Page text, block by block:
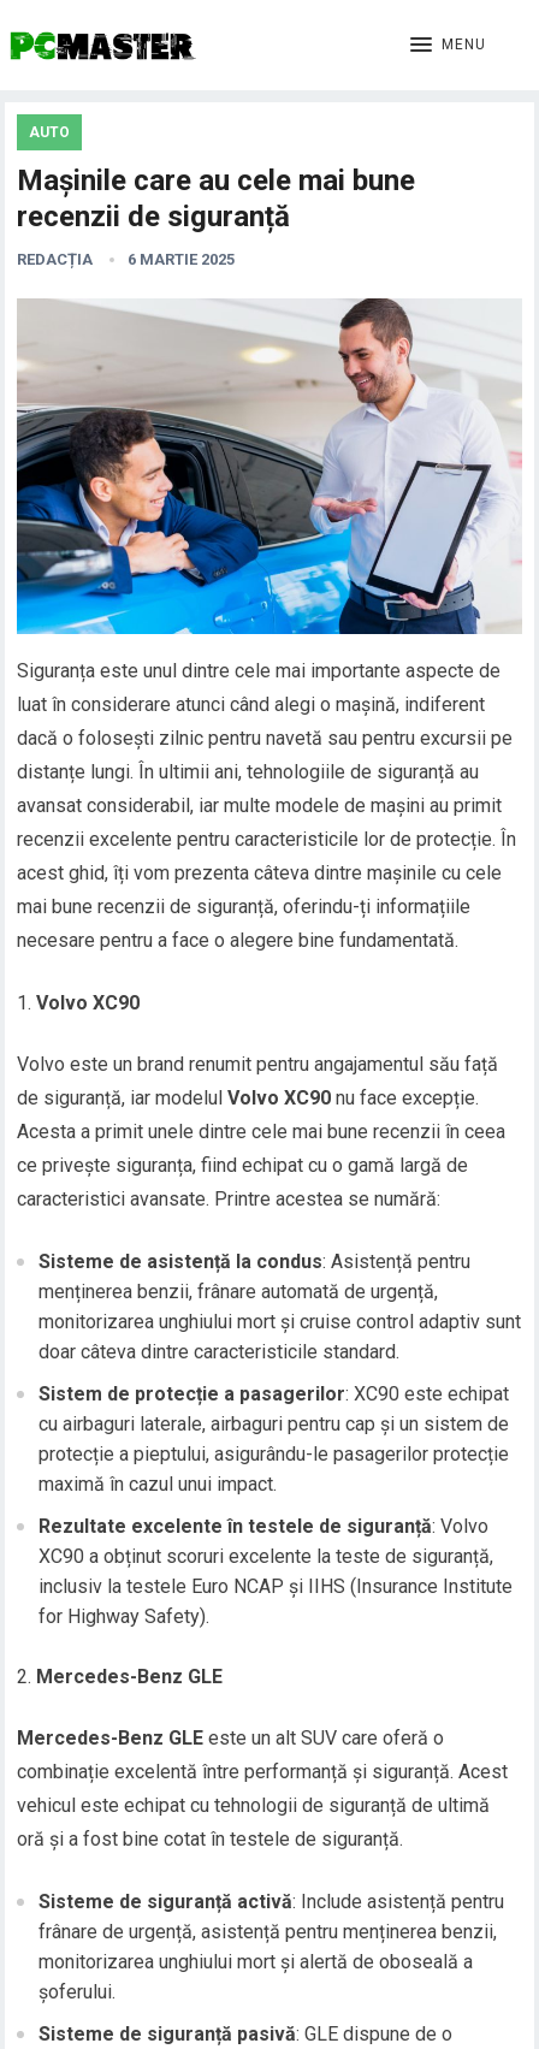
MENU
AUTO
Mașinile care au cele mai bune
recenzii de siguranță
REDACȚIA 6 MARTIE 2025
Siguranța este unul dintre cele mai importante aspecte de
luat în considerare atunci când alegi o mașină, indiferent
dacă o folosești zilnic pentru navetă sau pentru excursii pe
distanțe lungi. În ultimii ani, tehnologiile de siguranță au
avansat considerabil, iar multe modele de mașini au primit
recenzii excelente pentru caracteristicile lor de protecție. În
acest ghid, îți vom prezenta câteva dintre mașinile cu cele
mai bune recenzii de siguranță, oferindu-ți informațiile
necesare pentru a face o alegere bine fundamentată.
Volvo XC90
Volvo este un brand renumit pentru angajamentul său față
de siguranță, iar modelulVolvo XC90 nu face excepție.
Acesta a primit unele dintre cele mai bune recenzii în ceea
ce privește siguranța, fiind echipat cu o gamă largă de
caracteristici avansate. Printre acestea se numără:
Sisteme de asistență la condus: Asistență pentru
menținerea benzii, frânare automată de urgență,
monitorizarea unghiului mort și cruise control adaptiv sunt
doar câteva dintre caracteristicile standard.
Sistem de protecție a pasagerilor: XC90 este echipat
cu airbaguri laterale, airbaguri pentru cap și un sistem de
protecție a pieptului, asigurându-le pasagerilor protecție
maximă în cazul unui impact.
Rezultate excelente în testele de siguranță: Volvo
XC90 a obținut scoruri excelente la teste de siguranță,
inclusiv la testele Euro NCAP și IIHS (Insurance Institute
for Highway Safety).
Mercedes-Benz GLE
Mercedes-Benz GLE este un alt SUV care oferă o
combinație excelentă între performanță și siguranță. Acest
vehicul este echipat cu tehnologii de siguranță de ultimă
oră și a fost bine cotat în testele de siguranță.
Sisteme de siguranță activă: Include asistență pentru
frânare de urgență, asistență pentru menținerea benzii,
monitorizarea unghiului mort și alertă de oboseală a
șoferului.
Sisteme de siguranță pasivă: GLE dispune de o